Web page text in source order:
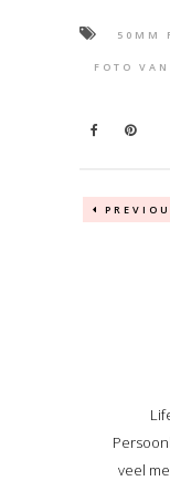
50MM
FOTO
veel